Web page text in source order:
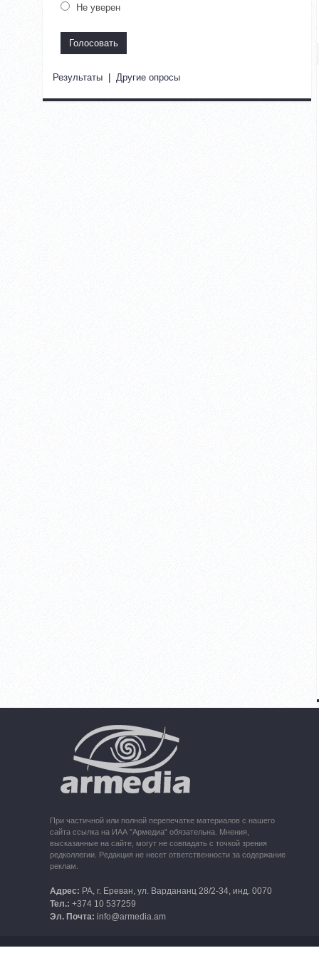
Не уверен
Результаты | Другие опросы
При частичной или полной перепечатке материалов с нашего
сайта ссылка на ИАА "Армедиа" обязательна. Мнения,
высказанные на сайте, могут не совпадать с точкой зрения
редколлегии. Редакция не несет ответственности за содержание
реклам.
Адрес: РА, г. Ереван, ул. Вардананц 28/2-34, инд. 0070
Тел.: +374 10 537259
Эл. Почта: info@armedia.am